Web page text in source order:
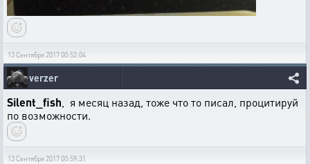
13 Сентября 2017 00:52:04
verzer
Silent_fish, я месяц назад, тоже что то писал, процитируй
по возможности.
13 Сентября 2017 00:59:31